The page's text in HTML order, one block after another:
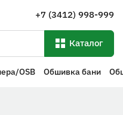
+7 (3412) 998-999
Каталог
OSB Обшивка бани